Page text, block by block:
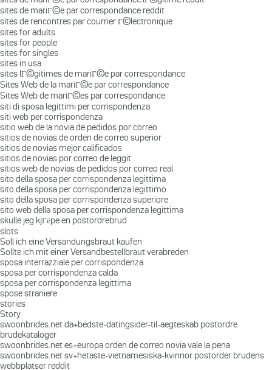
sites de mariГ©e par correspondance reddit
sites de rencontres par courrier Г©lectronique
sites for adults
sites for people
sites for singles
sites in usa
sites lГ©gitimes de mariГ©e par correspondance
Sites Web de la mariГ©e par correspondance
Sites Web de mariГ©es par correspondance
siti di sposa legittimi per corrispondenza
siti web per corrispondenza
sitio web de la novia de pedidos por correo
sitios de novias de orden de correo superior
sitios de novias mejor calificados
sitios de novias por correo de leggit
sitios web de novias de pedidos por correo real
sito della sposa per corrispondenza legittima
sito della sposa per corrispondenza legittimo
sito della sposa per corrispondenza superiore
sito web della sposa per corrispondenza legittima
skulle jeg kjГёpe en postordrebrud
slots
Soll ich eine Versandungsbraut kaufen
Sollte ich mit einer Versandbestellbraut verabreden
sposa interrazziale per corrispondenza
sposa per corrispondenza calda
sposa per corrispondenza legittima
spose straniere
stories
Story
swoonbrides.net da+bedste-datingsider-til-aegteskab postordre
brudekataloger
swoonbrides.net es+europa orden de correo novia vale la pena
swoonbrides.net sv+hetaste-vietnamesiska-kvinnor postorder brudens
webbplatser reddit